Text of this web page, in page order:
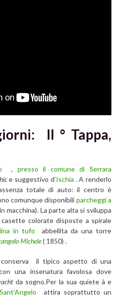
II ° Tappa,
, presso il comune di Serrara
e suggestivo d’Ischia . A renderlo
totale di auto: il centro è
comunque disponibili parcheggi a
macchina). La parte alta si sviluppa
colorate disposte a spirale
in tufo abbellita da una torre
Michele( 1850) .
conserva il tipico aspetto di una
una insenatura favolosa dove
da sogno.Per la sua quiete à e
Sant’Angelo attira soprattutto un